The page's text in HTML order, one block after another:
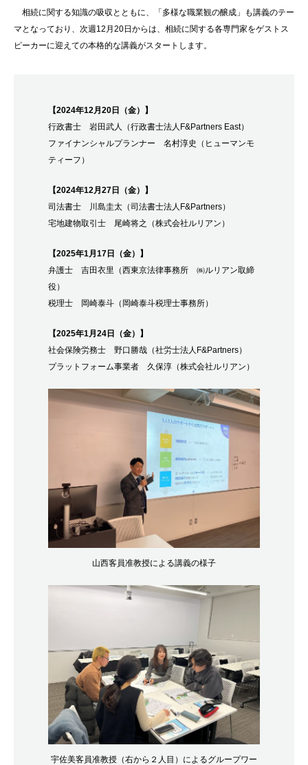
相続に関する知識の吸収とともに、「多様な職業観の醸成」も講義のテー
マとなっており、次週12月20日からは、相続に関する各専門家をゲストス
ピーカーに迎えての本格的な講義がスタートします。
【2024年12月20日（金）】
行政書士 岩田武人（行政書士法人F&Partners East）
ファイナンシャルプランナー 名村淳史（ヒューマンモ
ティーフ）
【2024年12月27日（金）】
司法書士 川島圭太（司法書士法人F&Partners）
宅地建物取引士 尾崎将之（株式会社ルリアン）
【2025年1月17日（金）】
弁護士 吉田衣里（西東京法律事務所 ㈱ルリアン取締
役）
税理士 岡崎泰斗（岡崎泰斗税理士事務所）
【2025年1月24日（金）】
社会保険労務士 野口勝哉（社労士法人F&Partners）
プラットフォーム事業者 久保淳（株式会社ルリアン）
山西客員准教授による講義の様子
宇佐美客員准教授（右から２人目）によるグループワー